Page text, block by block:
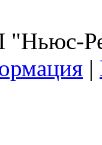
"Ньюс-
|